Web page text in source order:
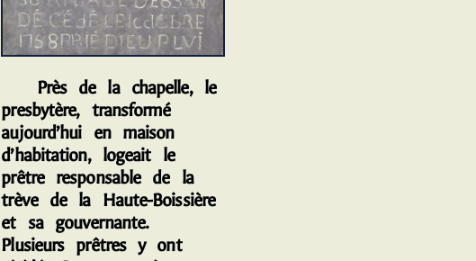
Près de la chapelle, le
presbytère, transformé
aujourd’hui en maison
d’habitation, logeait le
prêtre responsable de la
trève de la Haute-Boissière
et sa gouvernante.
Plusieurs prêtres y ont